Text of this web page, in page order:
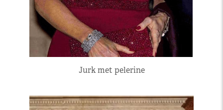
Jurk met pelerine